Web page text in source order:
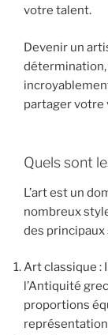
votre talent.
Devenir un
détermination,
partager votre
Quels sont
L’art est un
nombreux
des principaux
Art classique :
l’Antiquité
proportions